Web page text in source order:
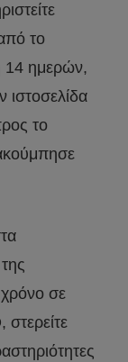
το
14 ημερών,
το
σε